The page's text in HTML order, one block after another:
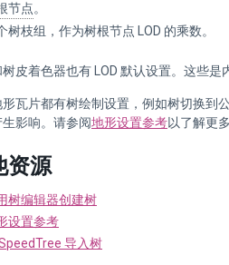
节点。
树枝组，作为树根节点 LOD 的乘数。
皮着色器也有 LOD 默认设置。这些是
瓦片都有树绘制设置，例如树切换到
影响。请参阅地形设置参考以了解更
资源
树编辑器创建树
设置参考
导入树